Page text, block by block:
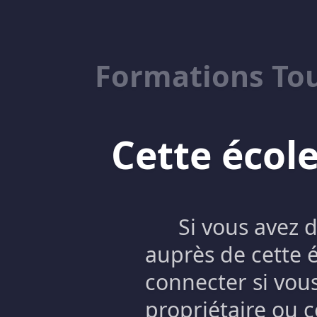
Formations
Cette
Si vous avez
auprès de cette
connecter si
propriétaire ou